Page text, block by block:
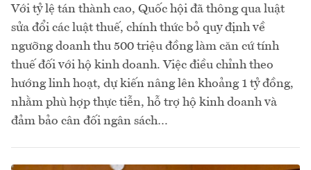
Với tỷ lệ tán thành cao, Quốc hội đã thông qua luật
sửa đổi các luật thuế, chính thức bỏ quy định về
ngưỡng doanh thu 500 triệu đồng làm căn cứ tính
thuế đối với hộ kinh doanh. Việc điều chỉnh theo
hướng linh hoạt, dự kiến nâng lên khoảng 1 tỷ đồng,
nhằm phù hợp thực tiễn, hỗ trợ hộ kinh doanh và
đảm bảo cân đối ngân sách…